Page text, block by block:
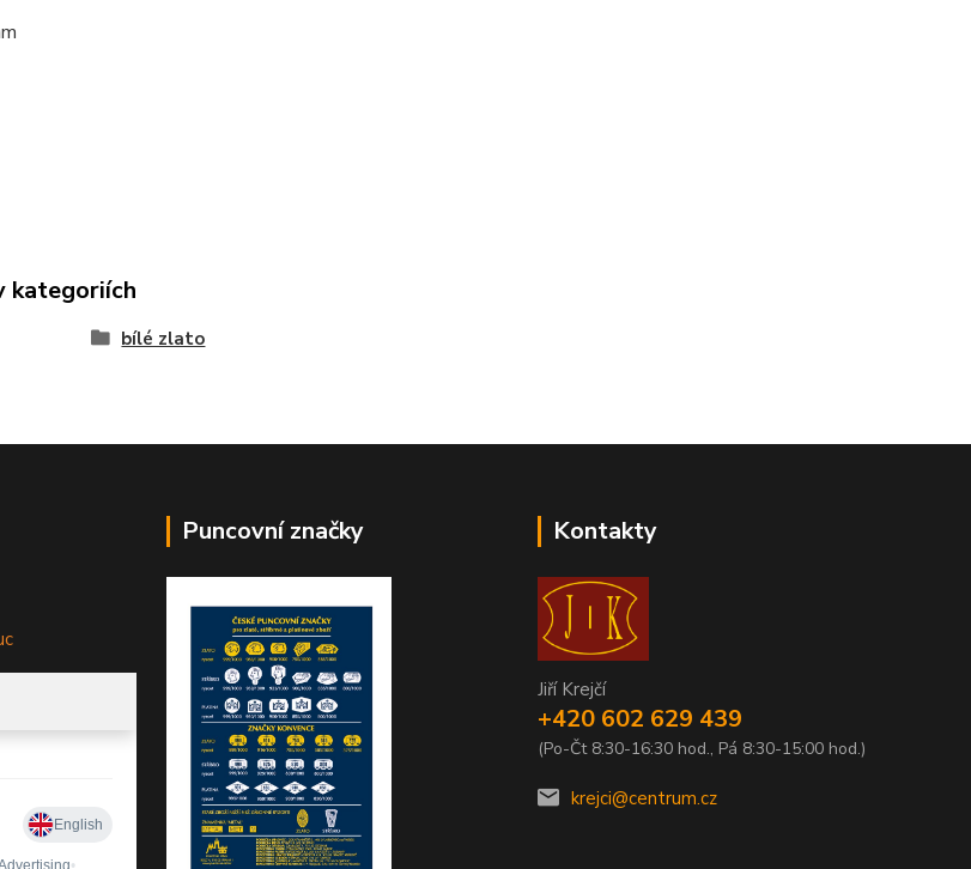
kategoriích
bílé zlato
Puncovní značky Kontakty
Jiří Krejčí
+420 602 629 439
(Po-Čt 8:30-16:30 hod., Pá 8:30-15:00 hod.)
krejci@centrum.cz